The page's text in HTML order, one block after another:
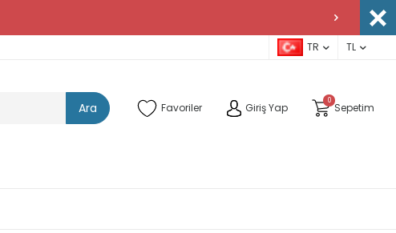
TR TL
Ara Favoriler Giriş Yap
0
Sepetim